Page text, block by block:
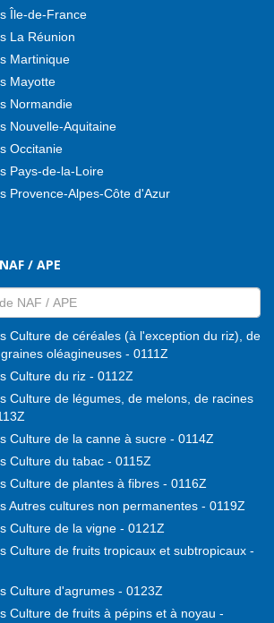
Île-de-France
La Réunion
Martinique
Mayotte
Normandie
Nouvelle-Aquitaine
Occitanie
Pays-de-la-Loire
Provence-Alpes-Côte d'Azur
/ APE
Culture de céréales (à l'exception du riz), de
oléagineuses - 0111Z
Culture du riz - 0112Z
Culture de légumes, de melons, de racines
Culture de la canne à sucre - 0114Z
Culture du tabac - 0115Z
Culture de plantes à fibres - 0116Z
Autres cultures non permanentes - 0119Z
Culture de la vigne - 0121Z
Culture de fruits tropicaux et subtropicaux -
Culture d'agrumes - 0123Z
Culture de fruits à pépins et à noyau -